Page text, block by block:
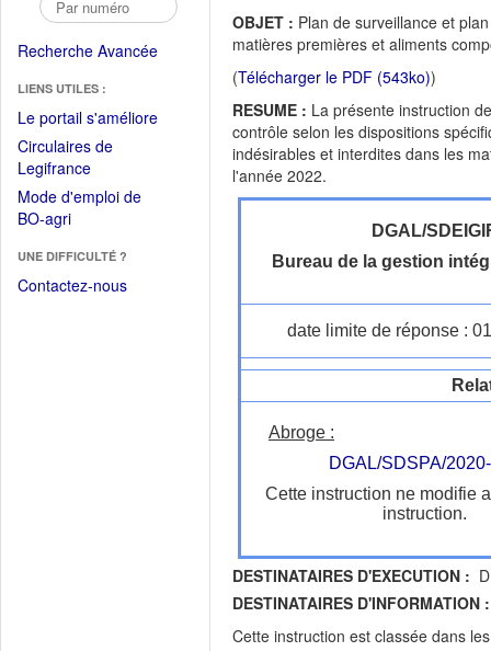
Recherche Avancée
LIENS UTILES :
Le portail s'améliore(Fichier
Circulaires de
Legifrance(Ouvrir
dans
une
fenêtre)
Mode d'emploi de
BO-agri(Ouvrir
une
nouvelle
UNE DIFFICULTÉ ?
Contactez-nous
OBJET : Plan de surveillance et
matières premières et aliments
(Télécharger le PDF (543ko))
RESUME : La présente instruction
contrôle selon les dispositions
indésirables et interdites dans les
l'année 2022.
DGAL/
Bureau de la gestion
date limite de réponse :
Abroge :
DGAL/SDSPA/
Cette instruction ne modifie
instruction.
DESTINATAIRES D'EXECUTION :
DESTINATAIRES D'INFORMATION :
Cette instruction est classée dans